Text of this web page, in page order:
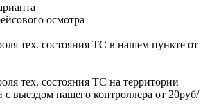
осмотра
тех. состояния ТС в нашем пункте от
тех. состояния ТС на территории
выездом нашего контроллера от 20руб/